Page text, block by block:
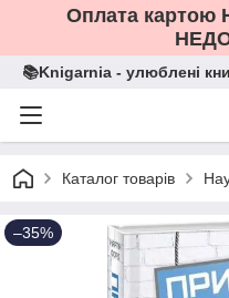
Оплата картою
📚Knigarnia - улюблені
Каталог товарів
–35%